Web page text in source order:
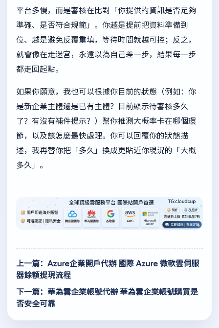
平台多慢，而是審核在比對「你提供的資訊是否足夠
準確、是否符合規範」。你越是提前把資料準備到
位、越是避免反覆重填，等待時間就越可控；反之，
就會像在走迷宮，永遠以為自己差一步，結果每一步
都走回起點。
如果你願意，我也可以根據你目前的狀態（例如：你
是新企業主體還是已有主體？目前顯示待審核多久
了？有沒有補件提示？）幫你推測大概率卡在哪個環
節，以及該怎麼最快處理。你可以回覆你的狀態描
述，我再替你把「多久」換成更貼近你現況的「大概
多久」。
上一篇：Azure企業開戶代辦 國際 Azure 微軟雲伺服
器餘額提現流程
下一篇：華為雲企業帳號代辦 華為雲企業帳號購買是
否安全可靠